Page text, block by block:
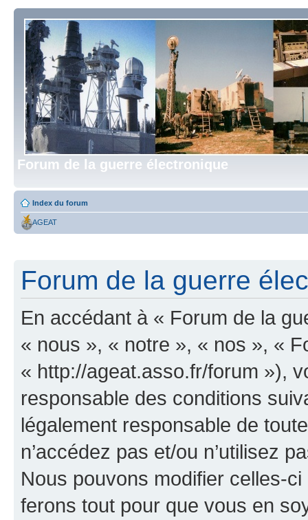
Forum de la guerre électronique
Index du forum
AGEAT
Forum de la guerre
En accédant à « Forum de la
« nous », « notre », « nos », «
« http://ageat.asso.fr/forum »),
responsable des conditions
légalement responsable de
n’accédez pas et/ou n’utilisez
Nous pouvons modifier celles-
ferons tout pour que vous en